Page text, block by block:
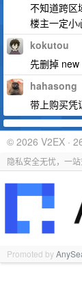
不知道跨区
楼主一定小
kokutou
先删掉
hahasong
带上购买凭
© 2026 V2EX ·
隐私安全无忧，一
Promoted by